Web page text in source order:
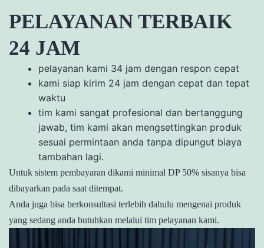
PELAYANAN TERBAIK
24 JAM
pelayanan kami 34 jam dengan respon cepat
kami siap kirim 24 jam dengan cepat dan tepat
waktu
tim kami sangat profesional dan bertanggung
jawab, tim kami akan mengsettingkan produk
sesuai permintaan anda tanpa dipungut biaya
tambahan lagi.
Untuk sistem pembayaran dikami minimal DP 50% sisanya bisa
dibayarkan pada saat ditempat.
Anda juga bisa berkonsultasi terlebih dahulu mengenai produk
yang sedang anda butuhkan melalui tim pelayanan kami.